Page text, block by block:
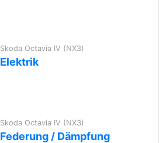
Skoda Octavia IV (NX3)
Elektrik
Skoda Octavia IV (NX3)
Federung / Dämpfung